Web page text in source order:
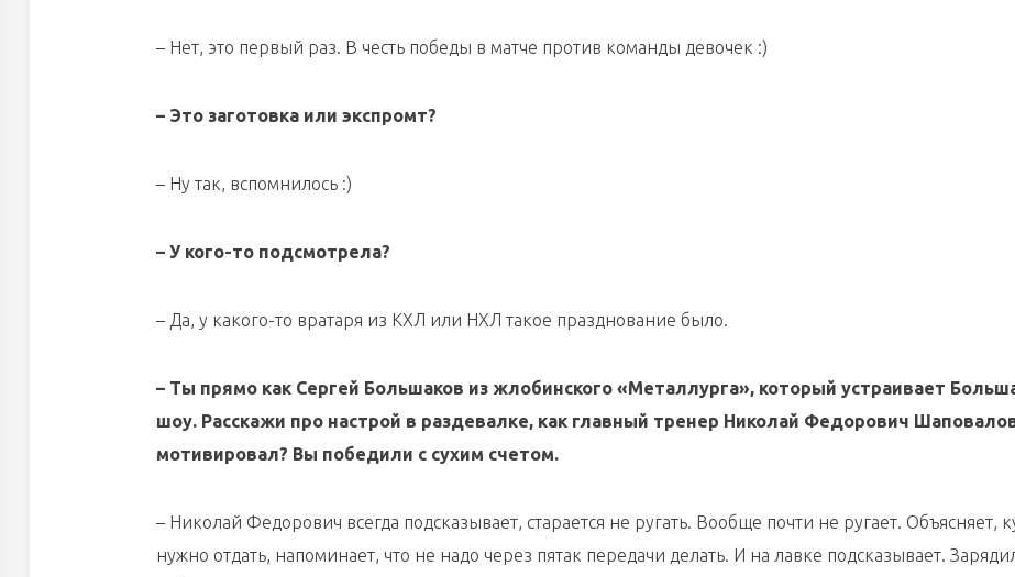
– Нет, это первый раз. В честь победы в матче против команды девочек :)
– Это заготовка или экспромт?
– Ну так, вспомнилось :)
– У кого-то подсмотрела?
– Да, у какого-то вратаря из КХЛ или НХЛ такое празднование было.
– Ты прямо как Сергей Большаков из жлобинского «Металлурга», который устраивает
шоу. Расскажи про настрой в раздевалке, как главный тренер Николай Федорович
мотивировал? Вы победили с сухим счетом.
– Николай Федорович всегда подсказывает, старается не ругать. Вообще почти не ругает. Объясняет,
нужно отдать, напоминает, что не надо через пятак передачи делать. И на лавке подсказывает.